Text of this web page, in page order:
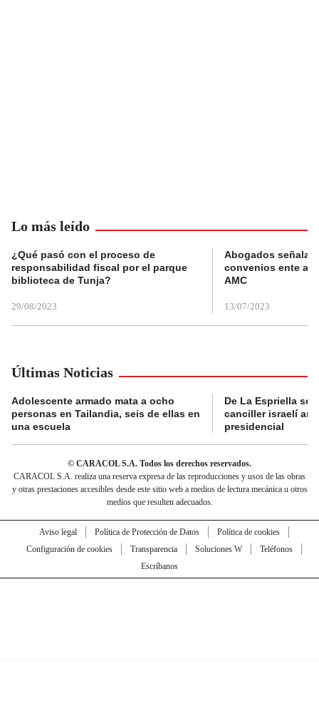
Lo más leído
¿Qué pasó con el proceso de
responsabilidad fiscal por el parque
biblioteca de Tunja?
29/08/2023
Abogados
convenios ente
AMC
13/07/2023
Últimas Noticias
Adolescente armado mata a ocho
personas en Tailandia, seis de ellas en
una escuela
De La Espriella se
canciller israelí
presidencial
© CARACOL S.A. Todos los derechos reservados.
CARACOL S.A. realiza una reserva expresa de las reproducciones y usos de las obras
y otras prestaciones accesibles desde este sitio web a medios de lectura mecánica u otros
medios que resulten adecuados.
Aviso legal Política de Protección de Datos
Política de cookies
Configuración de cookies
Transparencia Soluciones W
Teléfonos
Escríbanos